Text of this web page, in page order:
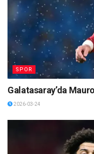
SPOR
Galatasaray’da
2026-03-24